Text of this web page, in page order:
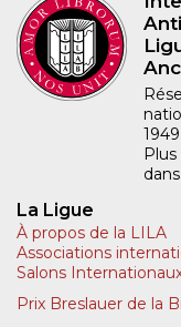
1949.
La Ligue
À propos de la LILA
Associations
Salons
Prix Breslauer de la